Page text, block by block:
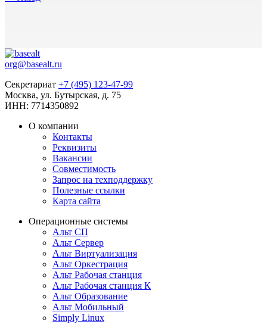
org@basealt.ru
Секретариат +7 (495) 123-47-99
Москва, ул. Бутырская, д. 75
ИНН: 7714350892
О компании
Контакты
Реквизиты
Вакансии
Совместимость
Запрос на техподдержку
Полезные ссылки
Карта сайта
Операционные системы
Альт СП
Альт Сервер
Альт Виртуализация
Альт Оркестрация
Альт Рабочая станция
Альт Рабочая станция К
Альт Образование
Альт Мобильный
Simply Linux